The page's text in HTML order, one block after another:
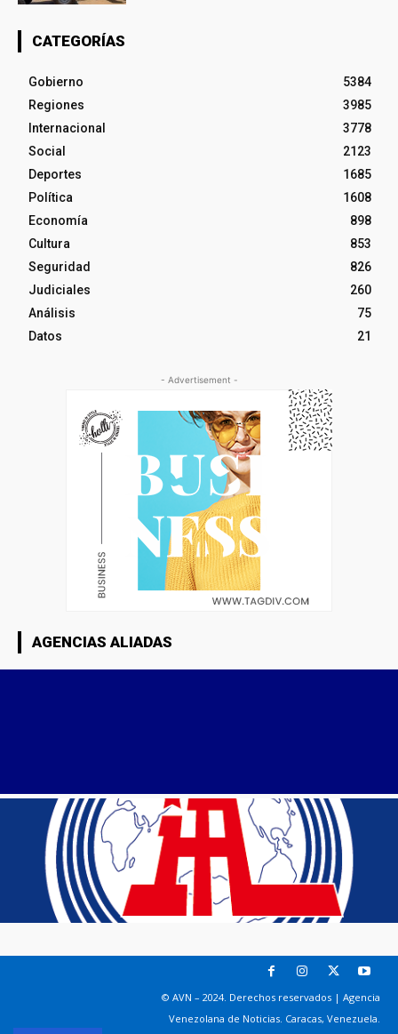
CATEGORÍAS
Gobierno
5384
Regiones
3985
Internacional
3778
Social
2123
Deportes
1685
Política
1608
Economía
898
Cultura
853
Seguridad
826
Judiciales
260
Análisis
75
Datos
21
- Advertisement -
AGENCIAS ALIADAS
© AVN – 2024. Derechos reservados | Agencia
Venezolana de Noticias. Caracas, Venezuela.